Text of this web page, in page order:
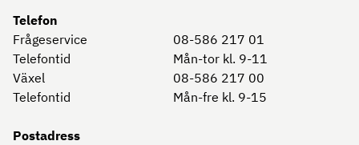
Telefon
Frågeservice
08-586 217 01
Telefontid
Mån-tor kl. 9-11
Växel
08-586 217 00
Telefontid
Mån-fre kl. 9-15
Postadress